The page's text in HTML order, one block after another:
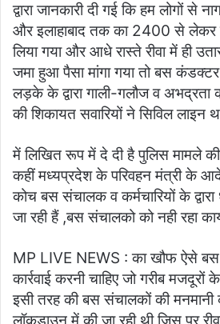
द्वारा जानकारी दी गई कि हम लोगों से
और इलाहाबाद तक का 2400 से
लिया गया और आधे रास्ते रीवा में ही
जमा हुआ पैसा मांगा गया तो बस
लड़के के द्वारा गाली-गलौज व अभद्रता
की शिकायत सवारियों ने सिविल लाइन
में लिखित रूप में दे दी है पुलिस मामले
कहीं मध्यप्रदेश के परिवहन मंत्री के
कोच बस संचालक व कर्मचारियों के
जा रही हैं ,बस संचालको को नही रहा
MP LIVE NEWS : का खौफ ऐसे बस
कार्रवाई करनी चाहिए जो गरीब
इसी तरह की बस संचालकों की मनमानी